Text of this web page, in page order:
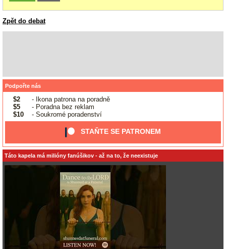
Zpět do debat
Podpořte nás
$2
- Ikona patrona na poradně
$5
- Poradna bez reklam
$10
- Soukromé poradenství
STAŇTE SE PATRONEM
Táto kapela má milióny fanúšikov - až na to, že neexistuje